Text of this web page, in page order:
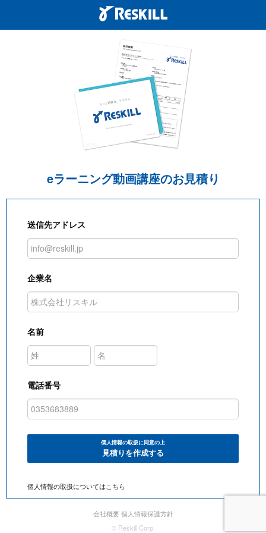
eラーニング動画講座のお見積り
送信先アドレス
企業名
名前
電話番号
個人情報の取扱に同意の上
見積りを作成する
個人情報の取扱についてはこちら
会社概要 個人情報保護方針
© Reskill Corp.